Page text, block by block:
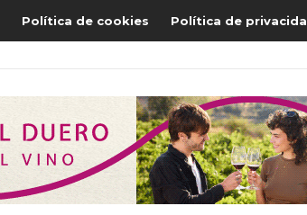
Política de cookies Política de